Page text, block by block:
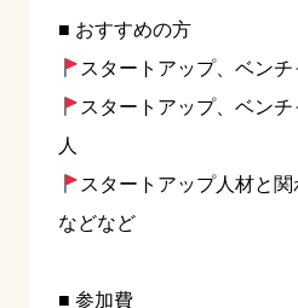
■ おすすめの方
スタートアップ、ベン
スタートアップ、ベン
人
スタートアップ人材と関
などなど
■ 参加費